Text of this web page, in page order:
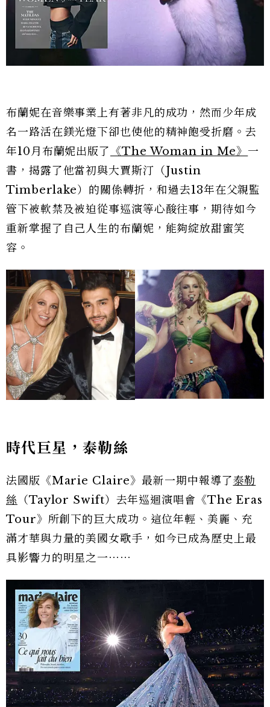
布蘭妮在音樂事業上有著非凡的成功，然而少年成
名一路活在鎂光燈下卻也使他的精神飽受折磨。去
年10月布蘭妮出版了 《The Woman in Me》 一
書，揭露了他當初與大賈斯汀（Justin
Timberlake）的關係轉折，和過去13年在父親監
管下被軟禁及被迫從事巡演等心酸往事，期待如今
重新掌握了自己人生的布蘭妮，能夠綻放甜蜜笑
容。
時代巨星，泰勒絲
法國版《Marie Claire》最新一期中報導了泰勒
絲 （Taylor Swift）去年巡迴演唱會《The Eras
Tour》所創下的巨大成功。這位年輕、美麗、充
滿才華與力量的美國女歌手，如今已成為歷史上最
具影響力的明星之一⋯⋯